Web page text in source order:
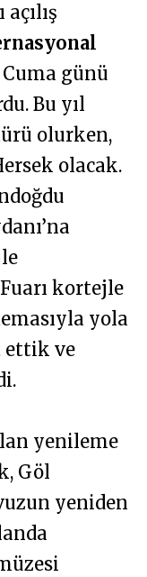
Cuma günü
Bu yıl
olurken,
olacak.
kortejle
yola
ettik ve
yenileme
Göl
yeniden